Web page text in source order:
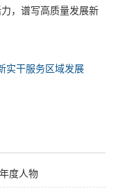
，谱写高质量发展新
实干服务区域发展
度人物